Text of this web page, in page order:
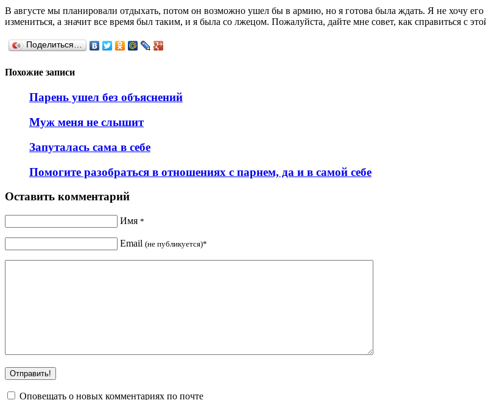
В августе мы планировали отдыхать, потом он возможно ушел бы в армию, но я готова была ждать. Я не хочу
измениться, а значит все время был таким, и я была со лжецом. Пожалуйста, дайте мне совет, как справиться с
Поделиться…
Похожие записи
Парень ушел без объяснений
Муж меня не слышит
Запуталась сама в себе
Помогите разобраться в отношениях с парнем, да и в самой себе
Оставить комментарий
Имя *
Email (не публикуется)*
Оповещать о новых комментариях по почте